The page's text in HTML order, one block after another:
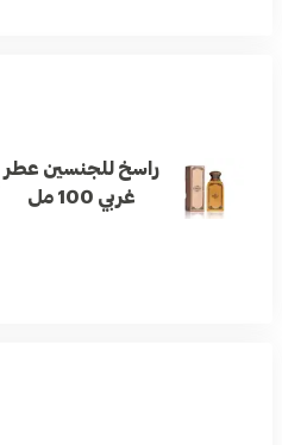
راسخ للجنسين عطر
غربي 100 مل